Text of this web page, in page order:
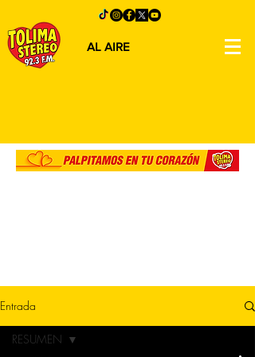
AL AIRE
Entrada
RESUMEN